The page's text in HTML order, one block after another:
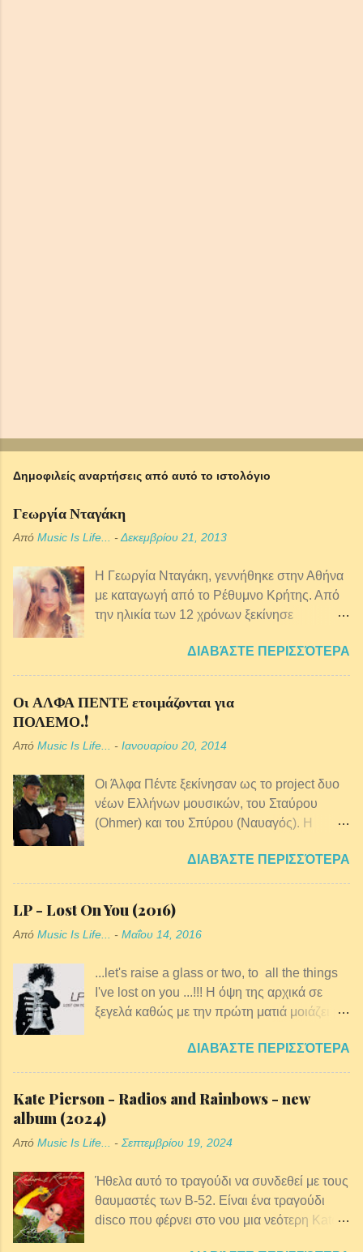
Δημοφιλείς αναρτήσεις από αυτό το ιστολόγιο
Γεωργία Νταγάκη
Από Music Is Life... -Δεκεμβρίου 21, 2013
Η Γεωργία Νταγάκη, γεννήθηκε στην Αθήνα
με καταγωγή από τo Ρέθυμνο Κρήτης. Από
την ηλικία των 12 χρόνων ξεκίνησε
ξεκίνησε πιάνο, φωνητική, θεωρία και
αρμονία της μουσικής. Από αρκετά μικρή
μουσική και έχει συνεργαστεί με πολλούς
ερμηνευτές της έντεχνης σκηνής, μια και το
πολλές και αξιόλογες συνεργασίες, με
σπουδαίους καλλιτέχνες όπως ο Βασίλης
Παπακωνσταντίνου, ο Ορφέας Περίδης, ο
Γιάννης Κούτρας, την Ευανθία Ρεμπούτσικα
και τον Παναγιώτη Καλαντζόπουλο, ο
Αντώνης Μίτζελος, ο Γιώργος Ανδρέου και
μ’ ένα πιάνο, παίζοντας σε όλη την Έλλάδα,
σε μαγαζιά και σε καλοκαιρινές συναυλίες.
ΔΙΑΒΆΣΤΕ ΠΕΡΙΣΣΌΤΕΡΑ
Οι ΑΛΦΑ ΠΕΝΤΕ ετοιμάζονται για
ΠΟΛΕΜΟ.!
Από Music Is Life... - Ιανουαρίου 20, 2014
Οι Άλφα Πέντε ξεκίνησαν ως το project δυο
νέων Ελλήνων μουσικών, του Σταύρου
(Ohmer) και του Σπύρου (Ναυαγός). Η
στίχο και σίγουρα δεν είναι από τα ονόματα
εκείνα που είναι πολύ γνωστά στο κοινό.
Πήραν το όνομά τους από Το «Α», το οποίο
είναι από τη λέξη άρθρο, που είναι το άρθρο
5 του συντάγματος, και λέει ότι «στην
ίσοι, ανεξάρτητα από χρώμα, φυλή,
καταγωγή, θρησκευτικά πιστεύω, κοινωνικό
στάτους, κλπ.».
ΔΙΑΒΆΣΤΕ ΠΕΡΙΣΣΌΤΕΡΑ
LP - Lost On You (2016)
Από Music Is Life... - Μαΐου 14, 2016
...let's raise a glass or two, to all the things
I've lost on you ...!!! Η όψη της αρχικά σε
ξεγελά καθώς με την πρώτη ματιά μοιάζει με
είναι μικροκαμωμένη και νευρική. Η φωνή
της όμως προδίδει αμέσως την ταυτότητα
της. Πρόκειται για την 34χρονη Laura
Pergolizzi, που έγινε γνωστή με το
καλλιτεχνικό όνομά της, LP. Η LP γεννήθηκε
στο Long Island της Νέας Υόρκης και
ΔΙΑΒΆΣΤΕ ΠΕΡΙΣΣΌΤΕΡΑ
Kate Pierson - Radios and Rainbows - new
album (2024)
Από Music Is Life... - Σεπτεμβρίου 19, 2024
Ήθελα αυτό το τραγούδι να συνδεθεί με τους
θαυμαστές των B-52. Είναι ένα τραγούδι
disco που φέρνει στο νου μια νεότερη Kate